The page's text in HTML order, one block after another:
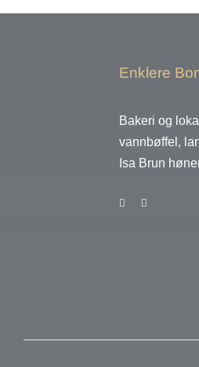
Enklere
Bakeri og
vannbøffel,
Isa Brun